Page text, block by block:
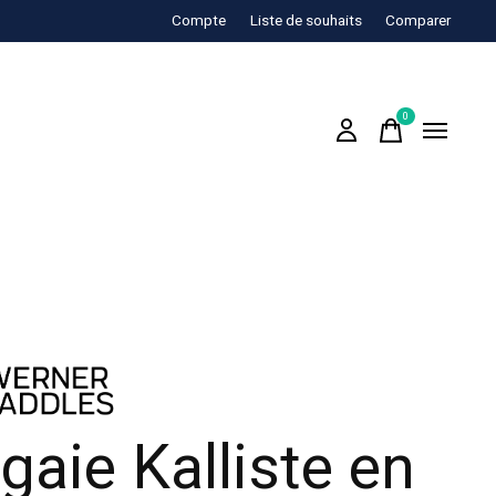
Compte Liste de souhaits Comparer
0items
Kalliste en